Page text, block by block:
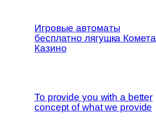
Игровые автоматы
бесплатно лягушка Комета
Казино
To provide you with a better
concept of what we provide